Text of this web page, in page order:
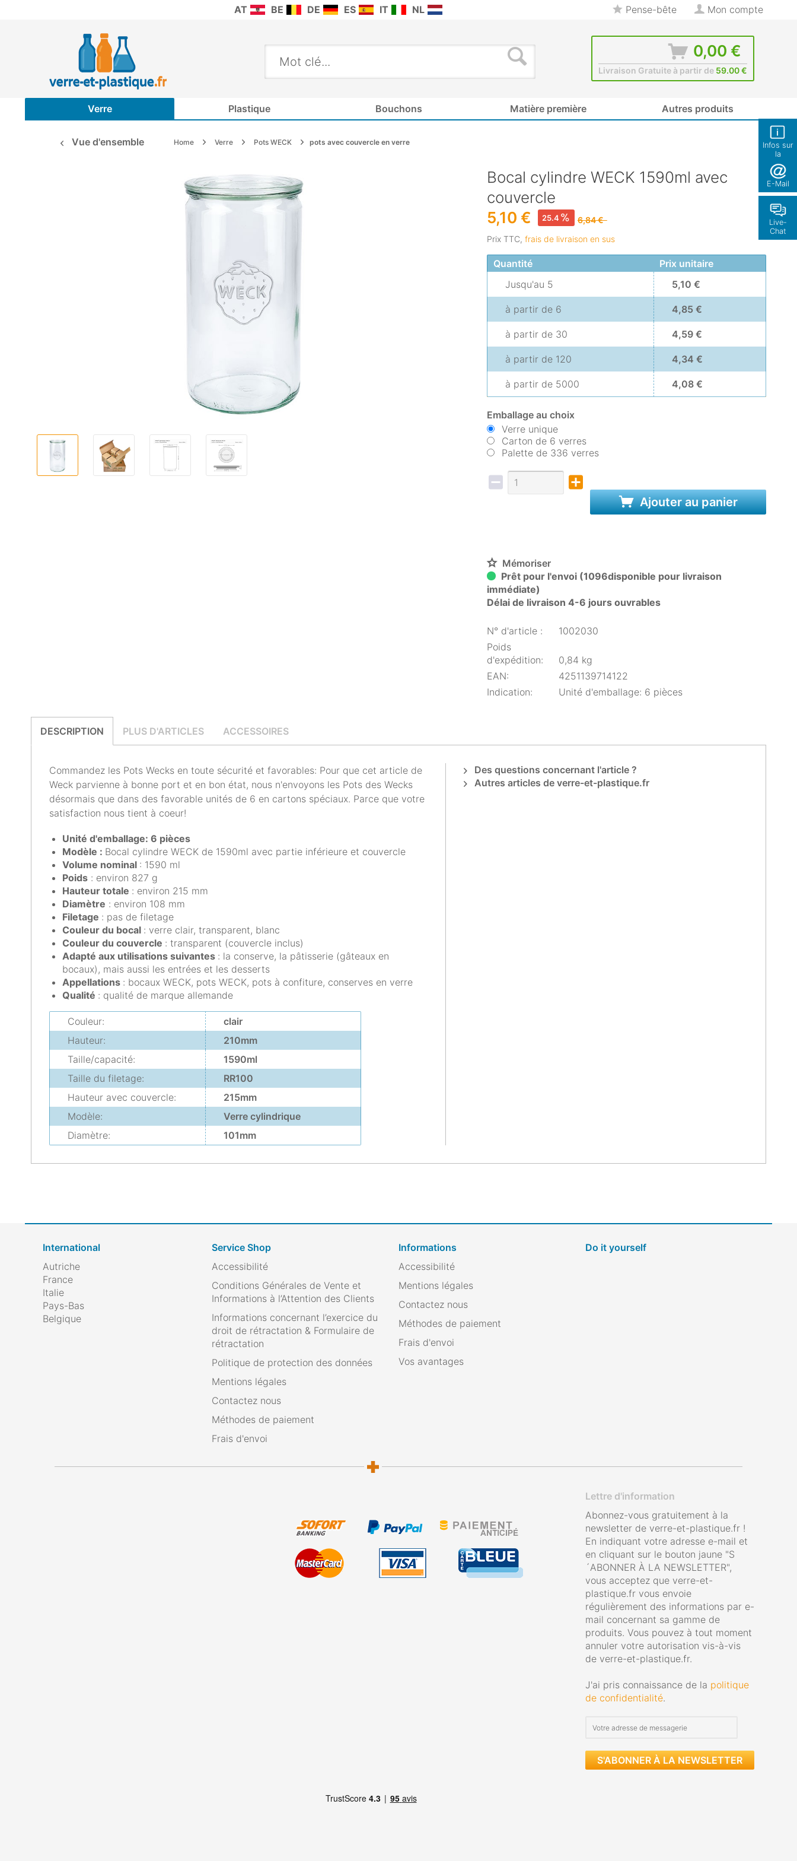
Infos sur
la
boutique
E-Mail
Live-
Chat
AT BE DE ES IT NL Pense-bête Mon compte
0,00 €
Livraison Gratuite à partir de 59.00 €
Verre Plastique Bouchons Matière première Autres produits
Vue d'ensemble Home Verre Pots WECK pots avec couvercle en verre
Bocal cylindre WECK 1590ml avec
couvercle
5,10 €
25.4
6,84 €
Prix TTC, frais de livraison en sus
Quantité
Prix unitaire
Jusqu'au 5 5,10 €
à partir de 6 4,85 €
à partir de 30 4,59 €
à partir de 120 4,34 €
à partir de 5000 4,08 €
Emballage au choix
Verre unique
Carton de 6 verres
Palette de 336 verres
Ajouter au panier
Mémoriser
Prêt pour l'envoi (1096disponible pour livraison
immédiate)
Délai de livraison 4-6 jours ouvrables
N° d'article :
1002030
Poids
d'expédition:
0,84 kg
EAN:
4251139714122
Indication:
Unité d'emballage: 6 pièces
DESCRIPTION PLUS D'ARTICLES ACCESSOIRES
Commandez les Pots Wecks en toute sécurité et favorables: Pour que cet article de
Weck parvienne à bonne port et en bon état, nous n'envoyons les Pots des Wecks
désormais que dans des favorable unités de 6 en cartons spéciaux. Parce que votre
satisfaction nous tient à coeur!
Unité d'emballage: 6 pièces
Modèle : Bocal cylindre WECK de 1590ml avec partie inférieure et couvercle
Volume nominal : 1590 ml
Poids : environ 827 g
Hauteur totale : environ 215 mm
Diamètre : environ 108 mm
Filetage : pas de filetage
Couleur du bocal : verre clair, transparent, blanc
Couleur du couvercle : transparent (couvercle inclus)
Adapté aux utilisations suivantes : la conserve, la pâtisserie (gâteaux en
bocaux), mais aussi les entrées et les desserts
Appellations : bocaux WECK, pots WECK, pots à confiture, conserves en verre
Qualité : qualité de marque allemande
Couleur:
clair
Hauteur:
210mm
Taille/capacité:
1590ml
Taille du filetage:
RR100
Hauteur avec couvercle:
215mm
Modèle:
Verre cylindrique
Diamètre:
101mm
Des questions concernant l'article ?
Autres articles de verre-et-plastique.fr
International
Autriche
France
Italie
Pays-Bas
Belgique
Service Shop
Accessibilité
Conditions Générales de Vente et
Informations à l’Attention des Clients
Informations concernant l’exercice du
droit de rétractation & Formulaire de
rétractation
Politique de protection des données
Mentions légales
Contactez nous
Méthodes de paiement
Frais d'envoi
Informations
Accessibilité
Mentions légales
Contactez nous
Méthodes de paiement
Frais d'envoi
Vos avantages
Do it yourself
Lettre d'information
Abonnez-vous gratuitement à la
newsletter de verre-et-plastique.fr !
En indiquant votre adresse e-mail et
en cliquant sur le bouton jaune "S
´ABONNER À LA NEWSLETTER",
vous acceptez que verre-et-
plastique.fr vous envoie
régulièrement des informations par e-
mail concernant sa gamme de
produits. Vous pouvez à tout moment
annuler votre autorisation vis-à-vis
de verre-et-plastique.fr.
J'ai pris connaissance de la politique
de confidentialité.
S'ABONNER À LA NEWSLETTER